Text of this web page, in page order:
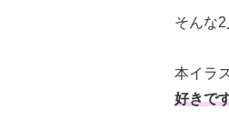
そんな
本イラ
好きで